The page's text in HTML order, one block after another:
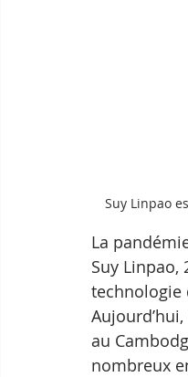
Suy Linpao
La
Suy Linpao,
technologie
au
nombreux